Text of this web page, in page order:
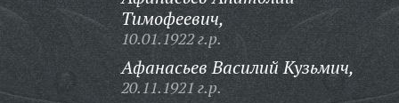
Тимофеевич,
10.01.1922 г.р.
Афанасьев Василий Кузьмич,
20.11.1921 г.р.